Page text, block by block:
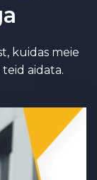
kuidas meie
aidata.